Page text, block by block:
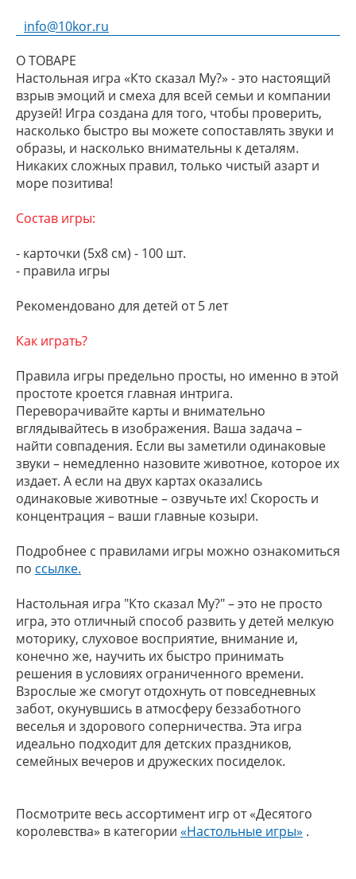
info@10kor.ru
О ТОВАРЕ
Настольная игра «Кто сказал Му?» - это настоящий
взрыв эмоций и смеха для всей семьи и компании
друзей! Игра создана для того, чтобы проверить,
насколько быстро вы можете сопоставлять звуки и
образы, и насколько внимательны к деталям.
Никаких сложных правил, только чистый азарт и
море позитива!
Состав игры:
- карточки (5х8 см) - 100 шт.
- правила игры
Рекомендовано для детей от 5 лет
Как играть?
Правила игры предельно просты, но именно в этой
простоте кроется главная интрига.
Переворачивайте карты и внимательно
вглядывайтесь в изображения. Ваша задача –
найти совпадения. Если вы заметили одинаковые
звуки – немедленно назовите животное, которое их
издает. А если на двух картах оказались
одинаковые животные – озвучьте их! Скорость и
концентрация – ваши главные козыри.
Подробнее с правилами игры можно ознакомиться
по ссылке.
Настольная игра "Кто сказал Му?" – это не просто
игра, это отличный способ развить у детей мелкую
моторику, слуховое восприятие, внимание и,
конечно же, научить их быстро принимать
решения в условиях ограниченного времени.
Взрослые же смогут отдохнуть от повседневных
забот, окунувшись в атмосферу беззаботного
веселья и здорового соперничества. Эта игра
идеально подходит для детских праздников,
семейных вечеров и дружеских посиделок.
Посмотрите весь ассортимент игр от «Десятого
королевства» в категории «Настольные игры» .